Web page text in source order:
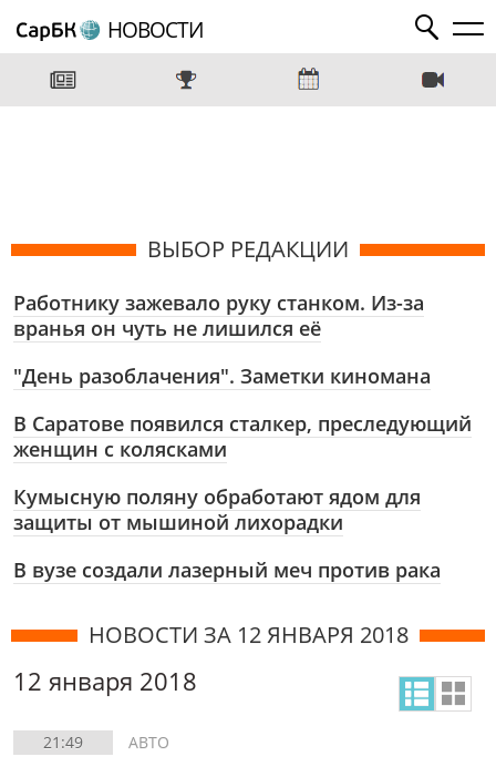
НОВОСТИ
ВЫБОР РЕДАКЦИИ
Работнику зажевало руку станком. Из-за
вранья он чуть не лишился её
"День разоблачения". Заметки киномана
В Саратове появился сталкер, преследующий
женщин с колясками
Кумысную поляну обработают ядом для
защиты от мышиной лихорадки
В вузе создали лазерный меч против рака
НОВОСТИ ЗА 12 ЯНВАРЯ 2018
12 января 2018
21:49 АВТО